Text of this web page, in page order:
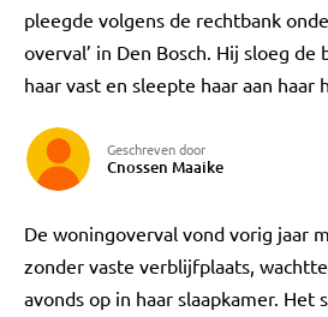
pleegde volgens de rechtbank
overval’ in Den Bosch. Hij sloeg de
haar vast en sleepte haar aan haar
Geschreven door
Cnossen Maaike
De woningoverval vond vorig jaar
zonder vaste verblijfplaats,
avonds op in haar slaapkamer. Het